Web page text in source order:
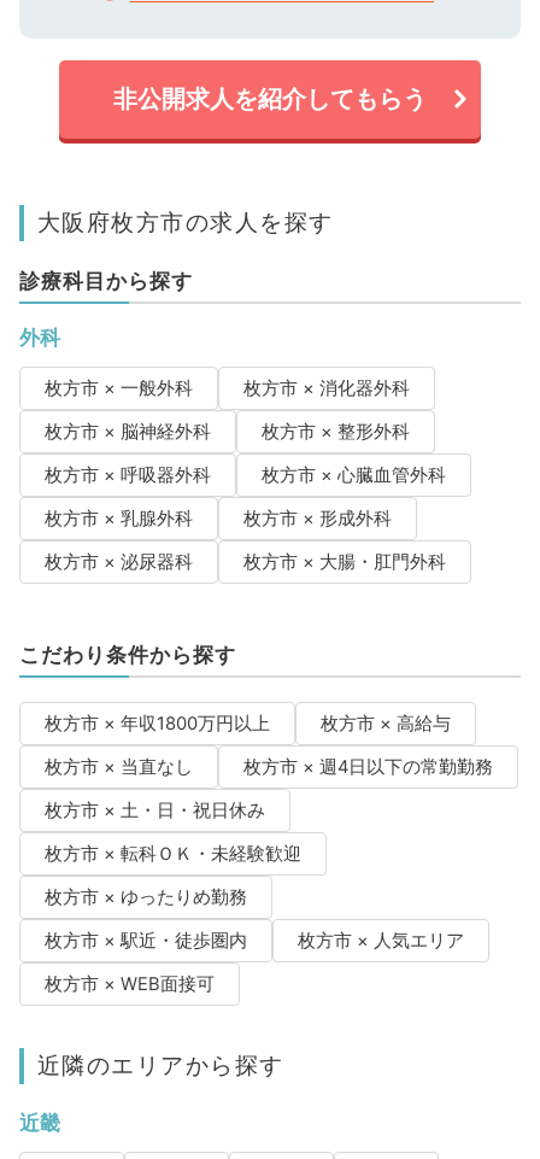
非公開求人を紹介してもらう
大阪府枚方市の求人を探す
診療科目から探す
外科
枚方市 × 一般外科
枚方市 × 消化器外科
枚方市 × 脳神経外科
枚方市 × 整形外科
枚方市 × 呼吸器外科
枚方市 × 心臓血管外科
枚方市 × 乳腺外科
枚方市 × 形成外科
枚方市 × 泌尿器科
枚方市 × 大腸・肛門外科
こだわり条件から探す
枚方市 × 年収1800万円以上
枚方市 × 高給与
枚方市 × 当直なし
枚方市 × 週4日以下の常勤勤務
枚方市 × 土・日・祝日休み
枚方市 × 転科ＯＫ・未経験歓迎
枚方市 × ゆったりめ勤務
枚方市 × 駅近・徒歩圏内
枚方市 × 人気エリア
枚方市 × WEB面接可
近隣のエリアから探す
近畿